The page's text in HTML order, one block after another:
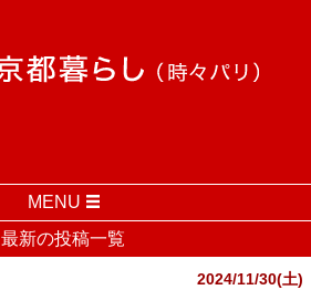
MENU
最新の投稿一覧
2024/11/30(土)